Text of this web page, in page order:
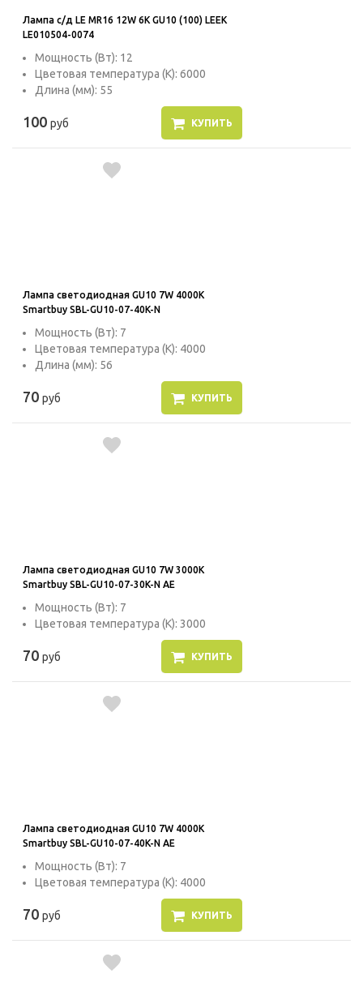
Лампа с/д LE MR16 12W 6K GU10 (100) LEEK
LE010504-0074
Мощность (Вт): 12
Цветовая температура (К): 6000
Длина (мм): 55
100 руб КУПИТЬ
Лампа светодиодная GU10 7W 4000K
Smartbuy SBL-GU10-07-40K-N
Мощность (Вт): 7
Цветовая температура (К): 4000
Длина (мм): 56
70 руб КУПИТЬ
Лампа светодиодная GU10 7W 3000K
Smartbuy SBL-GU10-07-30K-N AE
Мощность (Вт): 7
Цветовая температура (К): 3000
70 руб КУПИТЬ
Лампа светодиодная GU10 7W 4000K
Smartbuy SBL-GU10-07-40K-N AE
Мощность (Вт): 7
Цветовая температура (К): 4000
70 руб КУПИТЬ